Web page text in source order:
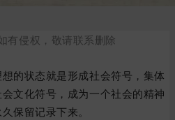
有侵权，敬请联系删除
的状态就是形成社会符号，集体
文化符号，成为一个社会的精神
保留记录下来。